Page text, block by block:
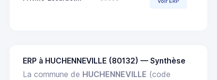
ERP à HUCHENNEVILLE (80132) — Synthèse
La commune de HUCHENNEVILLE (code